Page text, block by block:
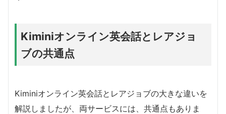
Kiminiオンライン英会話とレアジョ
ブの共通点
Kiminiオンライン英会話とレアジョブの大きな違いを
解説しましたが、両サービスには、共通点もありま